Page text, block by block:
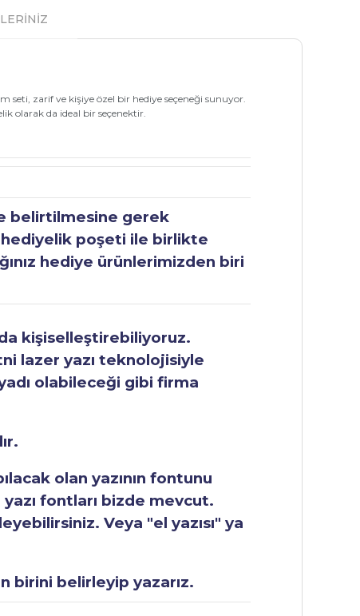
seti, zarif ve kişiye özel bir hediye seçeneği sunuyor.
olarak da ideal bir seçenektir.
belirtilmesine gerek
poşeti ile birlikte
hediye ürünlerimizden biri
kişiselleştirebiliyoruz.
lazer yazı teknolojisiyle
olabileceği gibi firma
olan yazının fontunu
fontları bizde mevcut.
Veya "el yazısı" ya
birini belirleyip yazarız.